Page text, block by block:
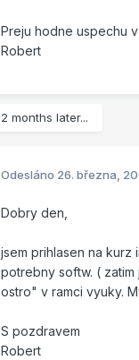
Preju hodne uspechu
Robert
2 months later...
Odesláno 26. března,
Dobry den,
jsem prihlasen na kurz
potrebny softw. (
ostro" v ramci vyuky.
S pozdravem
Robert